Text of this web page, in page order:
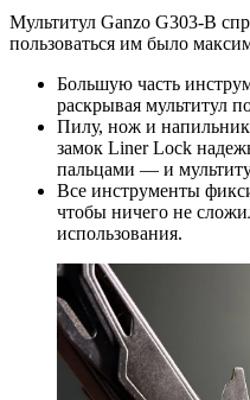
Мультитул Ganzo G303-B
пользоваться им было
Большую часть
раскрывая мультитул
Пилу, нож и
замок Liner Lock
пальцами — и
Все инструменты
чтобы ничего не
использования.